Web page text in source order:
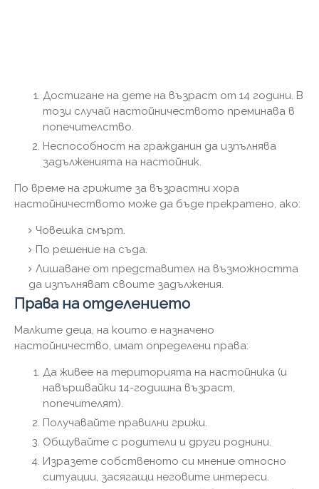
Достигане на дете на възраст от 14 години. В
този случай настойничеството преминава в
попечителство.
Неспособност на гражданин да изпълнява
задълженията на настойник.
По време на грижите за възрастни хора
настойничеството може да бъде прекратено, ако:
Човешка смърт.
По решение на съда.
Лишаване от представител на възможността
да изпълняват своите задължения.
Права на отделението
Малките деца, на които е назначено
настойничество, имат определени права:
Да живее на територията на настойника (и
навършвайки 14-годишна възраст,
попечителят).
Получавайте правилни грижи.
Общувайте с родители и други роднини.
Изразете собственото си мнение относно
ситуации, засягащи неговите интереси.